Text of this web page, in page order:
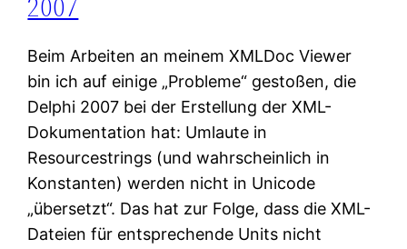
2007
Beim Arbeiten an meinem XMLDoc Viewer
bin ich auf einige „Probleme“ gestoßen, die
Delphi 2007 bei der Erstellung der XML-
Dokumentation hat: Umlaute in
Resourcestrings (und wahrscheinlich in
Konstanten) werden nicht in Unicode
„übersetzt“. Das hat zur Folge, dass die XML-
Dateien für entsprechende Units nicht